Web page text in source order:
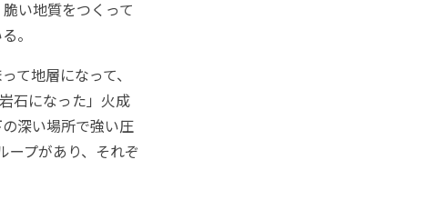
い地質をつくって
。
て地層になって、
石になった」火成
深い場所で強い圧
ープがあり、それぞ